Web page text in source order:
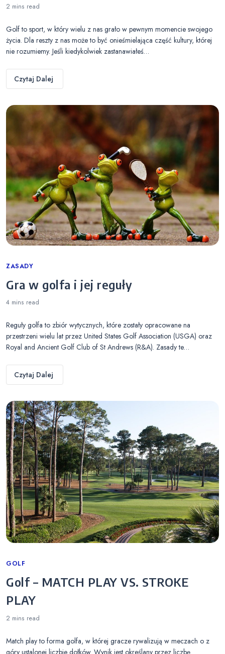
2 mins read
Golf to sport, w który wielu z nas grało w pewnym momencie swojego
życia. Dla reszty z nas może to być onieśmielająca część kultury, której
nie rozumiemy. Jeśli kiedykolwiek zastanawiałeś…
Czytaj Dalej
Categories
ZASADY
Gra w golfa i jej reguły
4 mins read
Reguły golfa to zbiór wytycznych, które zostały opracowane na
przestrzeni wielu lat przez United States Golf Association (USGA) oraz
Royal and Ancient Golf Club of St Andrews (R&A). Zasady te…
Czytaj Dalej
Categories
GOLF
Golf – MATCH PLAY VS. STROKE
PLAY
2 mins read
Match play to forma golfa, w której gracze rywalizują w meczach o z
góry ustalonej liczbie dołków. Wynik jest określany przez liczbę